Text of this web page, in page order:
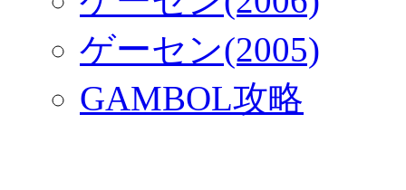
ゲーセン(2005)
GAMBOL攻略